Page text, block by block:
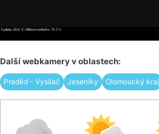
Další webkamery v oblastech:
Praděd - Vysílač Jeseníky Olomoucký kraj